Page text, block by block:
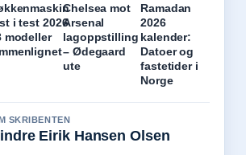
i test 2026
modeller
Chelsea mot
Arsenal
lagoppstilling
– Ødegaard
ute
Ramadan
2026
kalender:
Datoer og
fastetider i
Norge
SKRIBENTEN
Eirik Hansen Olsen